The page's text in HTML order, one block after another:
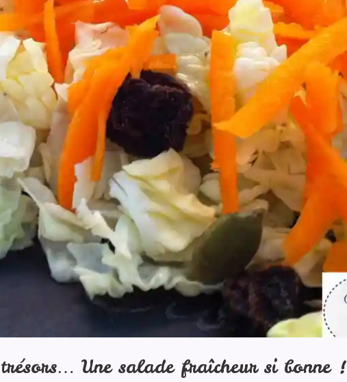
Une salade fraîcheur si bonne !